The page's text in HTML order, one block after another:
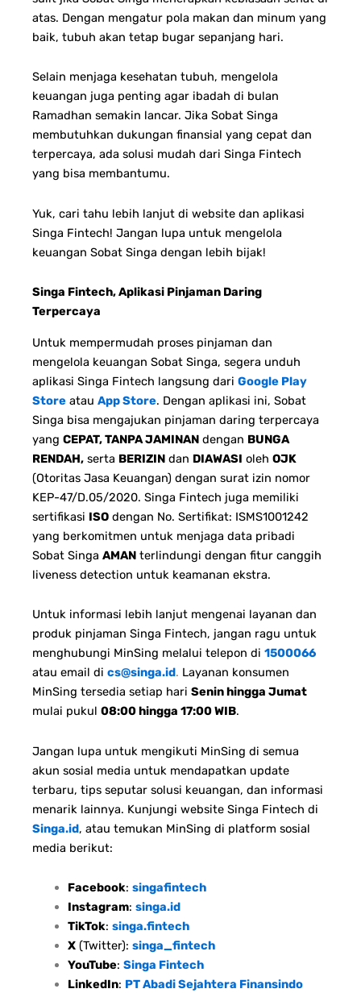
atas. Dengan mengatur pola makan dan minum yang
baik, tubuh akan tetap bugar sepanjang hari.
Selain menjaga kesehatan tubuh, mengelola
keuangan juga penting agar ibadah di bulan
Ramadhan semakin lancar. Jika Sobat Singa
membutuhkan dukungan finansial yang cepat dan
terpercaya, ada solusi mudah dari Singa Fintech
yang bisa membantumu.
Yuk, cari tahu lebih lanjut di website dan aplikasi
Singa Fintech! Jangan lupa untuk mengelola
keuangan Sobat Singa dengan lebih bijak!
Singa Fintech, Aplikasi Pinjaman Daring
Terpercaya
Untuk mempermudah proses pinjaman dan
mengelola keuangan Sobat Singa, segera unduh
aplikasi Singa Fintech langsung dari Google Play
Store atau App Store. Dengan aplikasi ini, Sobat
Singa bisa mengajukan pinjaman daring terpercaya
yang CEPAT, TANPA JAMINAN dengan BUNGA
RENDAH, serta BERIZIN dan DIAWASI oleh OJK
(Otoritas Jasa Keuangan) dengan surat izin nomor
KEP-47/D.05/2020. Singa Fintech juga memiliki
sertifikasi ISO dengan No. Sertifikat: ISMS1001242
yang berkomitmen untuk menjaga data pribadi
Sobat Singa AMAN terlindungi dengan fitur canggih
liveness detection untuk keamanan ekstra.
Untuk informasi lebih lanjut mengenai layanan dan
produk pinjaman Singa Fintech, jangan ragu untuk
menghubungi MinSing melalui telepon di 1500066
atau email di cs@singa.id. Layanan konsumen
MinSing tersedia setiap hari Senin hingga Jumat
mulai pukul 08:00 hingga 17:00 WIB.
Jangan lupa untuk mengikuti MinSing di semua
akun sosial media untuk mendapatkan update
terbaru, tips seputar solusi keuangan, dan informasi
menarik lainnya. Kunjungi website Singa Fintech di
Singa.id, atau temukan MinSing di platform sosial
media berikut:
Facebook: singafintech
Instagram: singa.id
TikTok: singa.fintech
X(Twitter): singa_fintech
YouTube: Singa Fintech
LinkedIn: PT Abadi Sejahtera Finansindo